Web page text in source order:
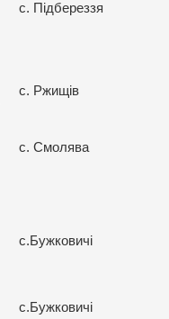
с. Підбереззя
с. Ржищів
с. Смолява
с.Бужковичі
с.Бужковичі